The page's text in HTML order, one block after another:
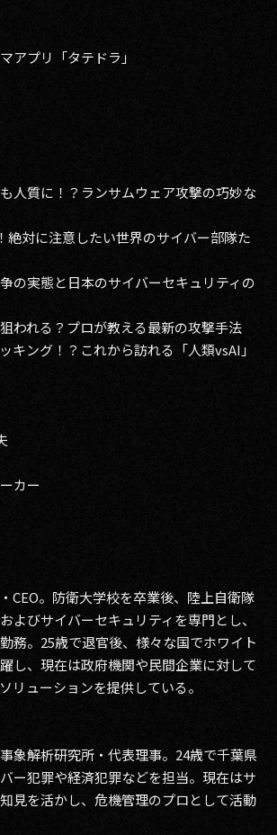
アプリ「タテドラ」
人質に！？ランサムウェア攻撃の巧妙な
絶対に注意したい世界のサイバー部隊た
の実態と日本のサイバーセキュリティの
われる？プロが教える最新の攻撃手法
キング！？これから訪れる「人類vsAI」
カー
CEO。防衛大学校を卒業後、陸上自衛隊
よびサイバーセキュリティを専門とし、
務。25歳で退官後、様々な国でホワイト
し、現在は政府機関や民間企業に対して
リューションを提供している。
象解析研究所・代表理事。24歳で千葉県
ー犯罪や経済犯罪などを担当。現在はサ
見を活かし、危機管理のプロとして活動